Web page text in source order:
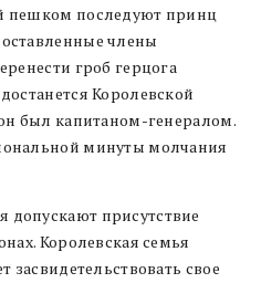
пешком последуют принц
члены
гроб герцога
Королевской
был капитаном-генералом.
минуты молчания
присутствие
Королевская семья
засвидетельствовать свое